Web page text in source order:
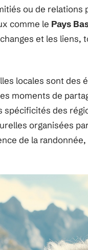
ou de relations
comme le Pays
et les liens,
locales sont des
moments de
des
organisées
de la